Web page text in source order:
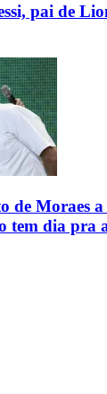
pai de
de Moraes
tem dia pra